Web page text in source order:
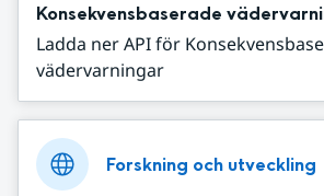
Konsekvensbaserade
Ladda ner API för
vädervarningar
Forskning och utveckling